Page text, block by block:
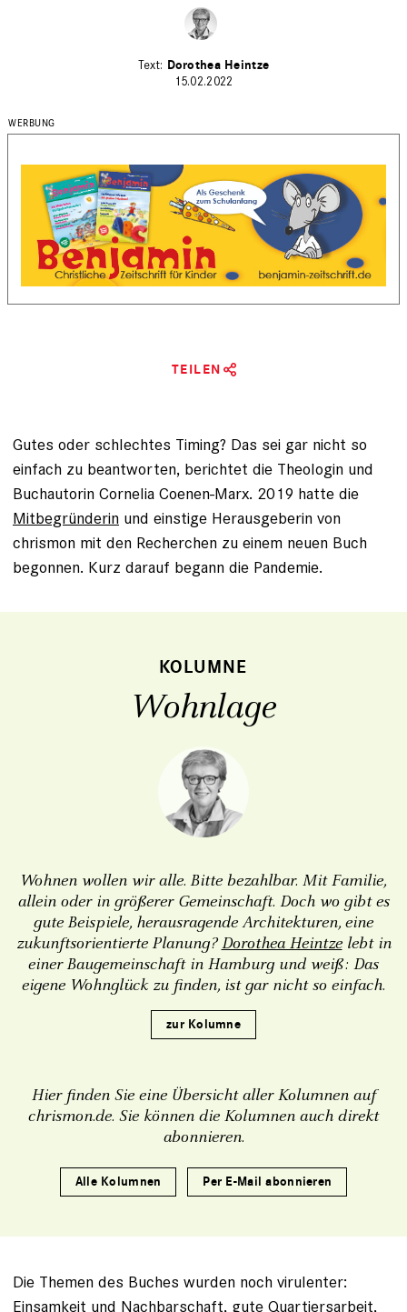
Dorothea Heintze
15.02.2022
TEILEN
Gutes oder schlechtes Timing? Das sei gar nicht so
einfach zu beantworten, berichtet die Theologin und
Buchautorin Cornelia Coenen-Marx. 2019 hatte die
Mitbegründerin und einstige Herausgeberin von
chrismon mit den Recherchen zu einem neuen Buch
begonnen. Kurz darauf begann die Pandemie.
KOLUMNE
Wohnlage
Wohnen wollen wir alle. Bitte bezahlbar. Mit Familie,
allein oder in größerer Gemeinschaft. Doch wo gibt es
gute Beispiele, herausragende Architekturen, eine
zukunftsorientierte Planung?Dorothea Heintzelebt in
einer Baugemeinschaft in Hamburg und weiß: Das
eigene Wohnglück zu finden, ist gar nicht so einfach.
zur Kolumne
Hier finden Sie eine Übersicht aller Kolumnen auf
chrismon.de. Sie können die Kolumnen auch direkt
abonnieren.
Alle Kolumnen Per E-Mail abonnieren
Die Themen des Buches wurden noch virulenter:
Einsamkeit und Nachbarschaft, gute Quartiersarbeit,